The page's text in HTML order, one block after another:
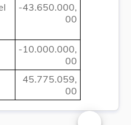
-43.650.000,
00
-10.000.000,
00
45.775.059,
00